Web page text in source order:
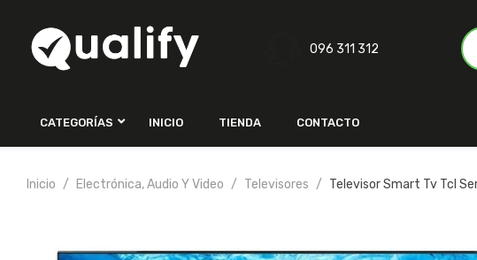
096 311 312
CATEGORÍAS INICIO TIENDA CONTACTO
Inicio Electrónica, Audio Y Video Televisores Televisor Smart Tv Tcl